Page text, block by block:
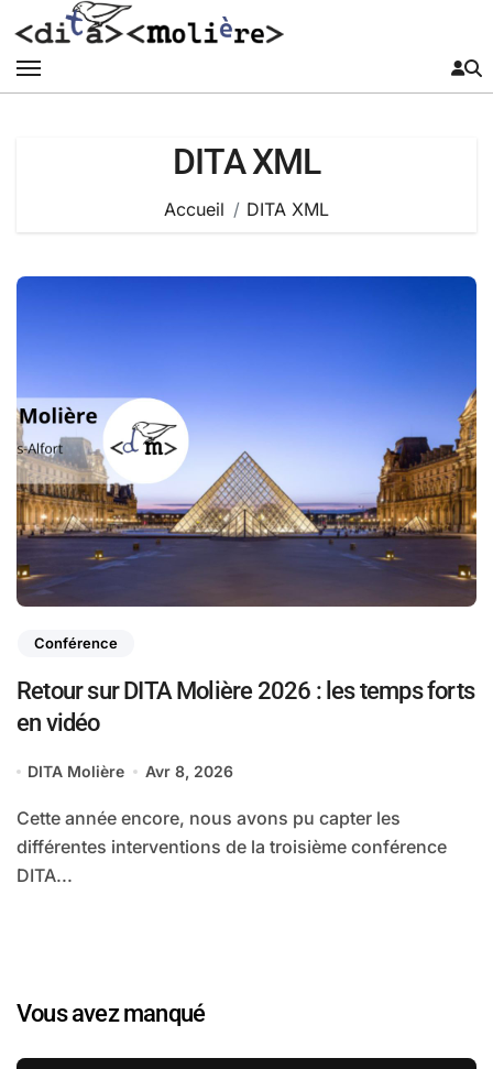
au
contenu
DITA XML
Accueil DITA XML
Conférence
Retour sur DITA Molière 2026 : les temps forts
en vidéo
DITA Molière Avr 8, 2026
Cette année encore, nous avons pu capter les
différentes interventions de la troisième conférence
DITA...
Vous avez manqué